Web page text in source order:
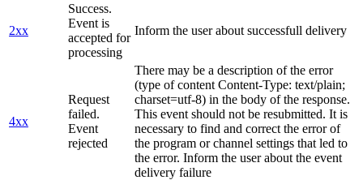
2xx
Success.
Event is
accepted for
processing
Inform the user about successfull delivery
4xx
Request
failed.
Event
rejected
There may be a description of the error
(type of content Content-Type: text/plain;
charset=utf-8) in the body of the response.
This event should not be resubmitted. It is
necessary to find and correct the error of
the program or channel settings that led to
the error. Inform the user about the event
delivery failure